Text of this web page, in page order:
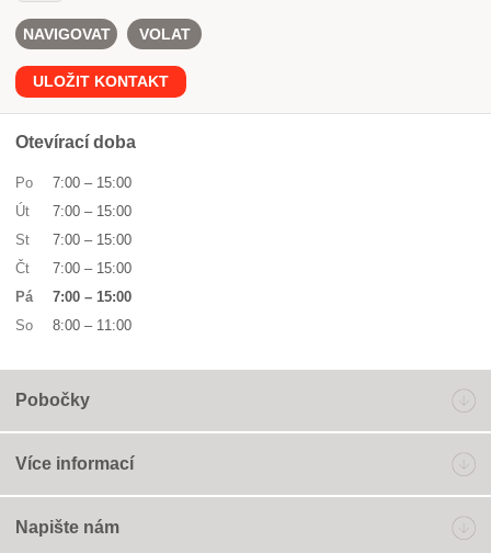
NAVIGOVAT VOLAT
ULOŽIT KONTAKT
Otevírací doba
Po 7:00 – 15:00
Út
7:00 – 15:00
St
7:00 – 15:00
Čt
7:00 – 15:00
Pá
7:00 – 15:00
So
8:00 – 11:00
Pobočky
Více informací
Napište nám